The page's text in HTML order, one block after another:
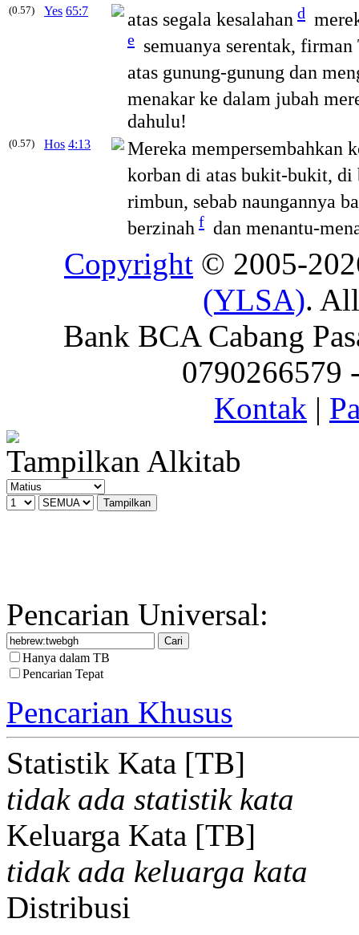
(0.57) Yes 65:7 atas segala kesalahan d
e semuanya serentak,
atas gunung-gunung dan
menakar ke dalam jubah
dahulu!
(0.57) Hos 4:13
Mereka mempersembahkan
korban di atas bukit-bukit, di
rimbun, sebab naungannya
berzinah f dan menantu-
Copyright © 2005-
(YLSA).
Bank BCA Cabang
0790266579
Kontak |
Tampilkan Alkitab
Pencarian Universal:
Hanya dalam TB
Pencarian Tepat
Pencarian Khusus
Statistik Kata [TB]
tidak ada statistik kata
Keluarga Kata [TB]
tidak ada keluarga kata
Distribusi